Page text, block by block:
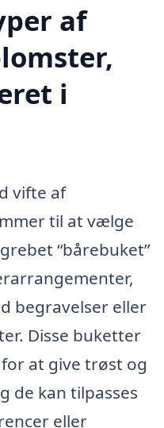
af
i
vifte af
til at vælge
“bårebuket”
begravelser eller
Disse buketter
at give trøst og
de kan tilpasses
eller